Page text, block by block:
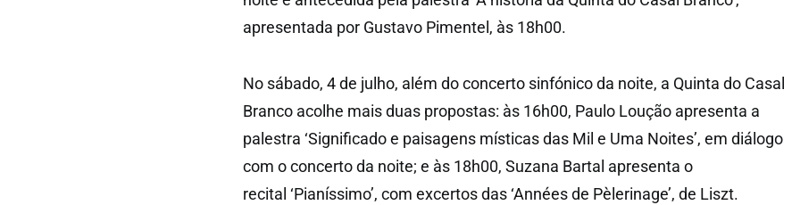
apresentada por Gustavo Pimentel, às 18h00.
No sábado, 4 de julho, além do concerto sinfónico da noite, a Quinta do Casal
Branco acolhe mais duas propostas: às 16h00, Paulo Loução apresenta a
palestra ‘Significado e paisagens místicas das Mil e Uma Noites’, em diálogo
com o concerto da noite; e às 18h00, Suzana Bartal apresenta o
recital ‘Pianíssimo’, com excertos das ‘Années de Pèlerinage’, de Liszt.